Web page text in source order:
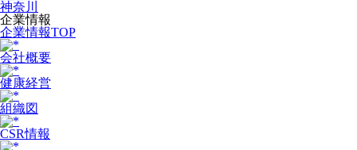
神奈川
企業情報
企業情報TOP
会社概要
健康経営
組織図
CSR情報